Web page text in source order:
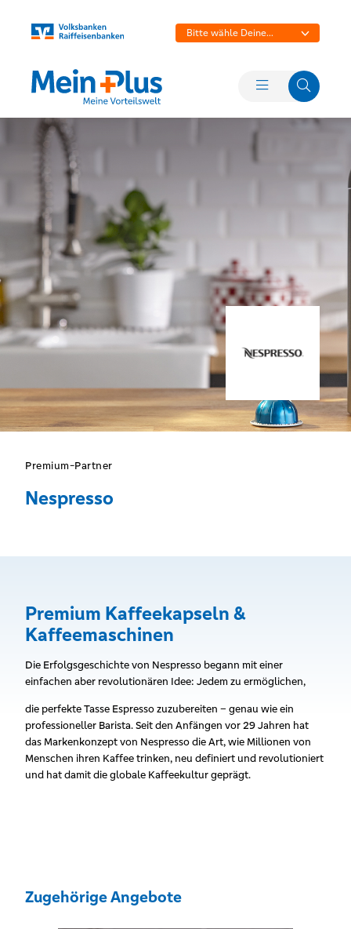
Bitte wähle Deine
Premium-Partner
Nespresso
Premium Kaffeekapseln &
Kaffeemaschinen
Die Erfolgsgeschichte von Nespresso begann mit einer
einfachen aber revolutionären Idee: Jedem zu ermöglichen,
die perfekte Tasse Espresso zuzubereiten – genau wie ein
professioneller Barista. Seit den Anfängen vor 29 Jahren hat
das Markenkonzept von Nespresso die Art, wie Millionen von
Menschen ihren Kaffee trinken, neu definiert und revolutioniert
und hat damit die globale Kaffeekultur geprägt.
Zugehörige Angebote